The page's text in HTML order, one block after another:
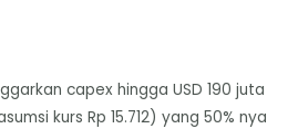
capex hingga USD 190 juta
kurs Rp 15.712) yang 50% nya